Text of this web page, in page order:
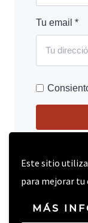
Este sitio
para mejorar tu
MÁS
Tu email *